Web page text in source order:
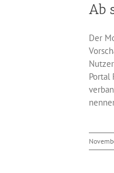
Ab
Der
Portal